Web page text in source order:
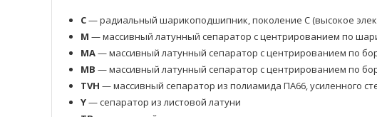
C— радиальный шарикоподшипник, поколение C (высокое
M — массивный латунный сепаратор с центрированием по
MA— массивный латунный сепаратор с центрированием по
MB — массивный латунный сепаратор с центрированием по
TVH — массивный сепаратор из полиамида ПА66, усиленного
Y— сепаратор из листовой латуни